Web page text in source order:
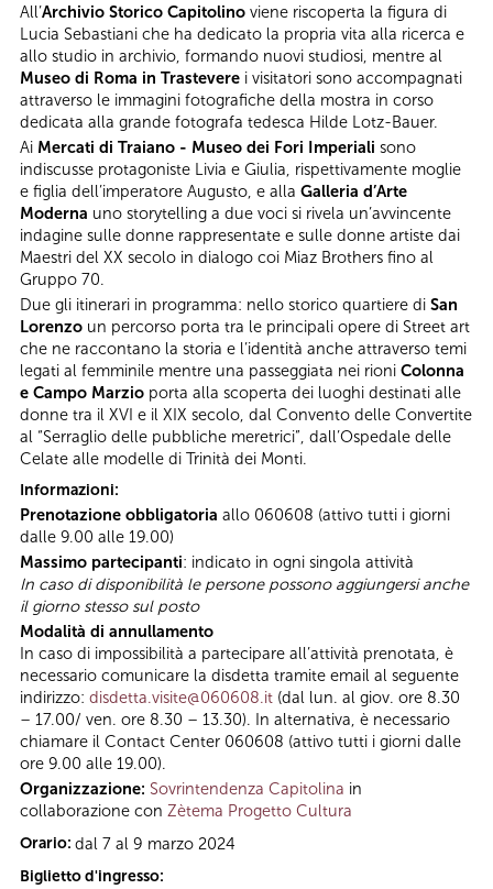
All’Archivio Storico Capitolino viene riscoperta la figura di
Lucia Sebastiani che ha dedicato la propria vita alla ricerca e
allo studio in archivio, formando nuovi studiosi, mentre al
Museo di Roma in Trastevere i visitatori sono accompagnati
attraverso le immagini fotografiche della mostra in corso
dedicata alla grande fotografa tedesca Hilde Lotz-Bauer.
Ai Mercati di Traiano - Museo dei Fori Imperiali sono
indiscusse protagoniste Livia e Giulia, rispettivamente moglie
e figlia dell’imperatore Augusto, e alla Galleria d’Arte
Moderna uno storytelling a due voci si rivela un’avvincente
indagine sulle donne rappresentate e sulle donne artiste dai
Maestri del XX secolo in dialogo coi Miaz Brothers fino al
Gruppo 70.
Due gli itinerari in programma: nello storico quartiere di San
Lorenzo un percorso porta tra le principali opere di Street art
che ne raccontano la storia e l’identità anche attraverso temi
legati al femminile mentre una passeggiata nei rioni Colonna
e Campo Marzio porta alla scoperta dei luoghi destinati alle
donne tra il XVI e il XIX secolo, dal Convento delle Convertite
al “Serraglio delle pubbliche meretrici”, dall’Ospedale delle
Celate alle modelle di Trinità dei Monti.
Informazioni:
Prenotazione obbligatoria allo 060608 (attivo tutti i giorni
dalle 9.00 alle 19.00)
Massimo partecipanti: indicato in ogni singola attività
In caso di disponibilità le persone possono aggiungersi anche
il giorno stesso sul posto
Modalità di annullamento
In caso di impossibilità a partecipare all’attività prenotata, è
necessario comunicare la disdetta tramite email al seguente
indirizzo: disdetta.visite@060608.it (dal lun. al giov. ore 8.30
– 17.00/ ven. ore 8.30 – 13.30). In alternativa, è necessario
chiamare il Contact Center 060608 (attivo tutti i giorni dalle
ore 9.00 alle 19.00).
Organizzazione: Sovrintendenza Capitolina in
collaborazione con Zètema Progetto Cultura
Orario: dal 7 al 9 marzo 2024
Biglietto d'ingresso: